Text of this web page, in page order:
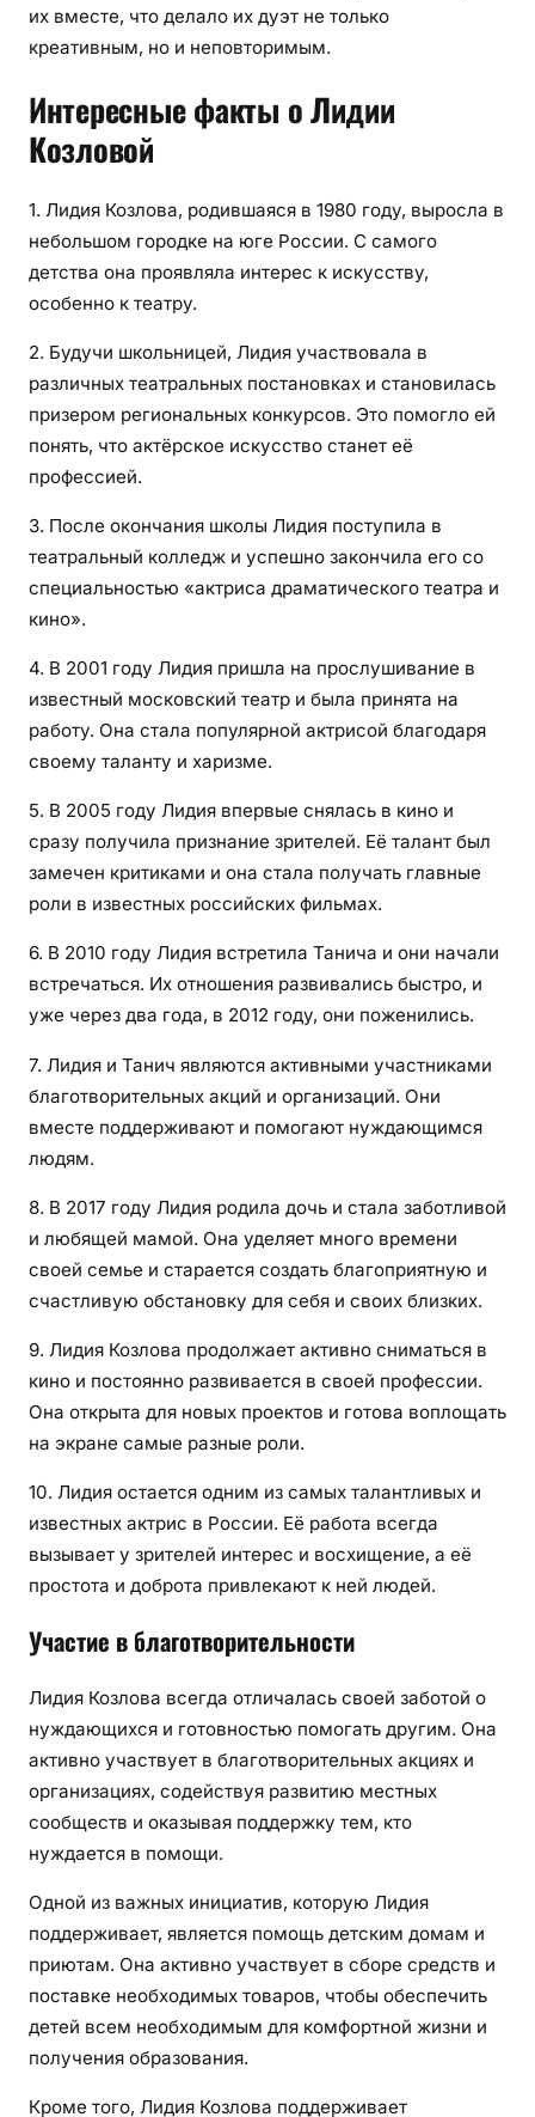
их вместе, что делало их дуэт не только
креативным, но и неповторимым.
Интересные факты о Лидии
Козловой
1. Лидия Козлова, родившаяся в 1980 году, выросла в
небольшом городке на юге России. С самого
детства она проявляла интерес к искусству,
особенно к театру.
2. Будучи школьницей, Лидия участвовала в
различных театральных постановках и становилась
призером региональных конкурсов. Это помогло ей
понять, что актёрское искусство станет её
профессией.
3. После окончания школы Лидия поступила в
театральный колледж и успешно закончила его со
специальностью «актриса драматического театра и
кино».
4. В 2001 году Лидия пришла на прослушивание в
известный московский театр и была принята на
работу. Она стала популярной актрисой благодаря
своему таланту и харизме.
5. В 2005 году Лидия впервые снялась в кино и
сразу получила признание зрителей. Её талант был
замечен критиками и она стала получать главные
роли в известных российских фильмах.
6. В 2010 году Лидия встретила Танича и они начали
встречаться. Их отношения развивались быстро, и
уже через два года, в 2012 году, они поженились.
7. Лидия и Танич являются активными участниками
благотворительных акций и организаций. Они
вместе поддерживают и помогают нуждающимся
людям.
8. В 2017 году Лидия родила дочь и стала заботливой
и любящей мамой. Она уделяет много времени
своей семье и старается создать благоприятную и
счастливую обстановку для себя и своих близких.
9. Лидия Козлова продолжает активно сниматься в
кино и постоянно развивается в своей профессии.
Она открыта для новых проектов и готова воплощать
на экране самые разные роли.
10. Лидия остается одним из самых талантливых и
известных актрис в России. Её работа всегда
вызывает у зрителей интерес и восхищение, а её
простота и доброта привлекают к ней людей.
Участие в благотворительности
Лидия Козлова всегда отличалась своей заботой о
нуждающихся и готовностью помогать другим. Она
активно участвует в благотворительных акциях и
организациях, содействуя развитию местных
сообществ и оказывая поддержку тем, кто
нуждается в помощи.
Одной из важных инициатив, которую Лидия
поддерживает, является помощь детским домам и
приютам. Она активно участвует в сборе средств и
поставке необходимых товаров, чтобы обеспечить
детей всем необходимым для комфортной жизни и
получения образования.
Кроме того, Лидия Козлова поддерживает